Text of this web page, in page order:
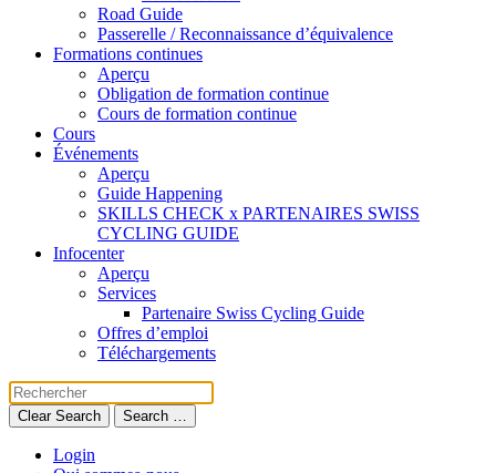
Road Guide
Passerelle / Reconnaissance d’équivalence
Formations continues
Aperçu
Obligation de formation continue
Cours de formation continue
Cours
Événements
Aperçu
Guide Happening
SKILLS CHECK x PARTENAIRES SWISS
CYCLING GUIDE
Infocenter
Aperçu
Services
Partenaire Swiss Cycling Guide
Offres d’emploi
Téléchargements
Clear Search Search …
Login